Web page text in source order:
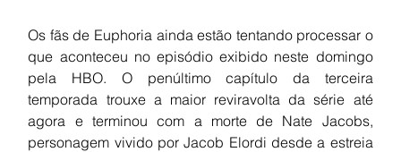
Os fãs de Euphoria ainda estão tentando processar o
que aconteceu no episódio exibido neste domingo
pela HBO. O penúltimo capítulo da terceira
temporada trouxe a maior reviravolta da série até
agora e terminou com a morte de Nate Jacobs,
personagem vivido por Jacob Elordi desde a estreia